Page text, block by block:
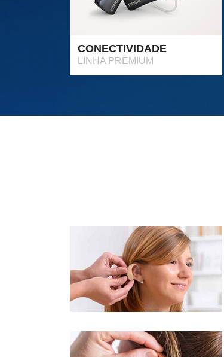
CONECTIVIDADE
LINHA PREMIUM
Garantia Extendida
segurança para você